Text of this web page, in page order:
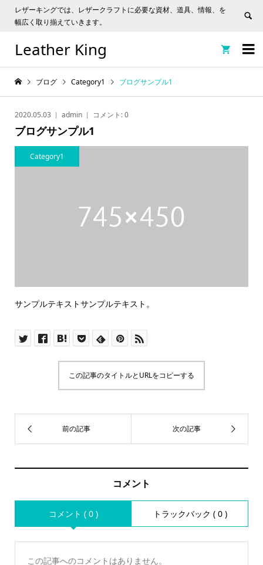
レザーキングでは、レザークラフトに必要な資材、道具、情報、を
幅広く取り揃えていきます。

Leather King 
ブログ Category1 ブログサンプル1
2020.05.03 admin コメント:0
ブログサンプル1
Category1
サンプルテキストサンプルテキスト。
この記事のタイトルとURLをコピーする
コメント
コメント ( 0 ) トラックバック ( 0 )
この記事へのコメントはありません。